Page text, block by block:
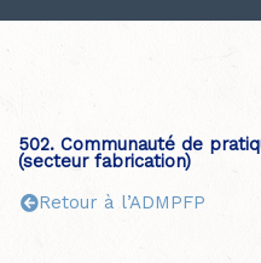
502. Communauté de
(secteur fabrication)
Retour à l’ADMPFP